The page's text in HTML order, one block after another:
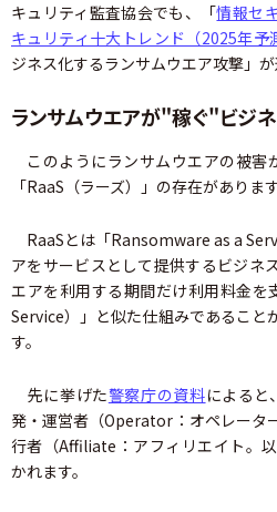
キュリティ監査協会でも、「情報セ
キュリティ十大トレンド（2025年予
ジネス化するランサムウエア攻撃」が
ランサムウエアが"稼ぐ"ビジネ
このようにランサムウエアの被害
「RaaS（ラーズ）」の存在があります
RaaSとは「Ransomware as a
アをサービスとして提供するビジネ
エアを利用する期間だけ利用料金を
Service）」と似た仕組みであること
す。
先に挙げた警察庁の資料によると
発・運営者（Operator：オペレータ
行者（Affiliate：アフィリエイト。
かれます。